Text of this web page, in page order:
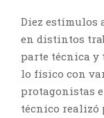
Diez estímulos
en distintos
parte técnica y
lo físico con
protagonistas
técnico realizó